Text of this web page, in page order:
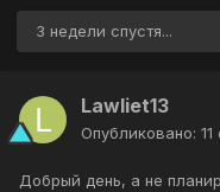
3 недели спустя...
Lawliet13
Опубликовано:
Добрый день, а не